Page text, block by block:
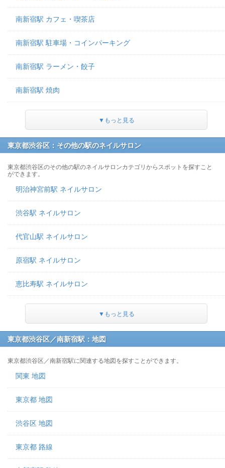
南新宿駅 カフェ・喫茶店
南新宿駅 駐車場・コインパーキング
南新宿駅 ラーメン・餃子
南新宿駅 焼肉
▼もっと見る
東京都渋谷区：その他の駅のネイルサロン
東京都渋谷区のその他の駅のネイルサロンカテゴリからスポットを探すこと
ができます。
明治神宮前駅 ネイルサロン
渋谷駅 ネイルサロン
代官山駅 ネイルサロン
原宿駅 ネイルサロン
恵比寿駅 ネイルサロン
▼もっと見る
東京都渋谷区／南新宿駅：地図
東京都渋谷区／南新宿駅に関連する地図を探すことができます。
関東 地図
東京都 地図
渋谷区 地図
東京都 路線